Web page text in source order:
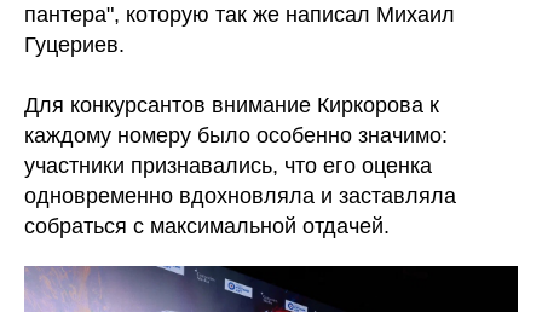
пантера", которую так же написал Михаил
Гуцериев.
Для конкурсантов внимание Киркорова к
каждому номеру было особенно значимо:
участники признавались, что его оценка
одновременно вдохновляла и заставляла
собраться с максимальной отдачей.